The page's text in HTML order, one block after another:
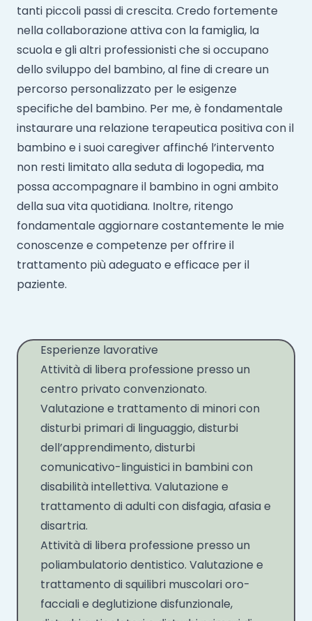
tanti piccoli passi di crescita. Credo fortemente
nella collaborazione attiva con la famiglia, la
scuola e gli altri professionisti che si occupano
dello sviluppo del bambino, al fine di creare un
percorso personalizzato per le esigenze
specifiche del bambino. Per me, è fondamentale
instaurare una relazione terapeutica positiva con il
bambino e i suoi caregiver affinché l’intervento
non resti limitato alla seduta di logopedia, ma
possa accompagnare il bambino in ogni ambito
della sua vita quotidiana. Inoltre, ritengo
fondamentale aggiornare costantemente le mie
conoscenze e competenze per offrire il
trattamento più adeguato e efficace per il
paziente.
Esperienze lavorative
Attività di libera professione presso un
centro privato convenzionato.
Valutazione e trattamento di minori con
disturbi primari di linguaggio, disturbi
dell’apprendimento, disturbi
comunicativo-linguistici in bambini con
disabilità intellettiva. Valutazione e
trattamento di adulti con disfagia, afasia e
disartria.
Attività di libera professione presso un
poliambulatorio dentistico. Valutazione e
trattamento di squilibri muscolari oro-
facciali e deglutizione disfunzionale,